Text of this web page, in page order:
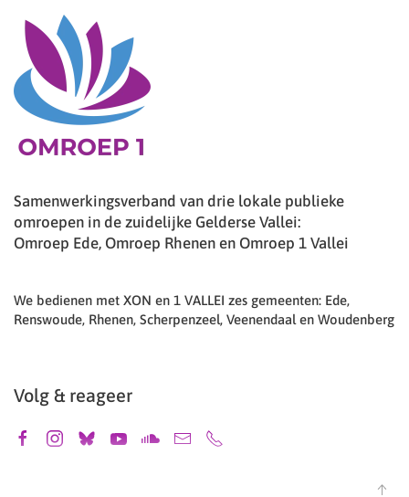
Samenwerkingsverband van drie lokale publieke
omroepen in de zuidelijke Gelderse Vallei:
Omroep Ede, Omroep Rhenen en Omroep 1 Vallei
We bedienen met XON en 1 VALLEI zes gemeenten: Ede,
Renswoude, Rhenen, Scherpenzeel, Veenendaal en Woudenberg
Volg & reageer